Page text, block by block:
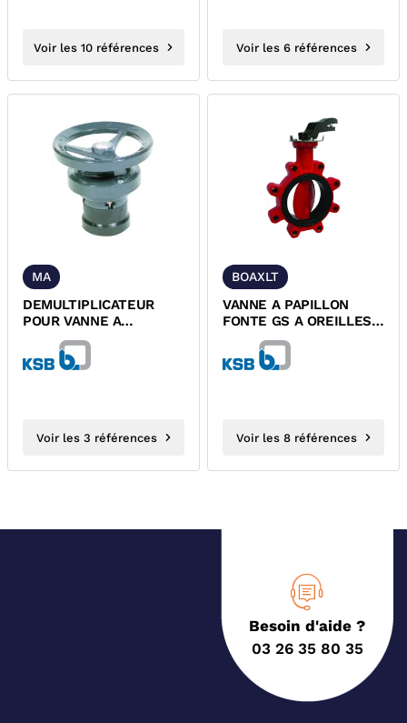
Voir les 10 références Voir les 6 références
MA
DEMULTIPLICATEUR
POUR VANNE A
PAPILLON BOAX-S KSB
Voir les 3 références
BOAXLT
VANNE A PAPILLON
FONTE GS A OREILLES
TARAUDEES ET
POIGNEE...
Voir les 8 références
Besoin d'aide ?
03 26 35 80 35